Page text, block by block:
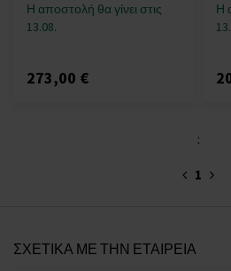
Η αποστολή θα γίνει στις
13.08.
273,00 €
Η
:
1
ΣΧΕΤΙΚΑ ΜΕ ΤΗΝ ΕΤΑΙΡΕΙΑ